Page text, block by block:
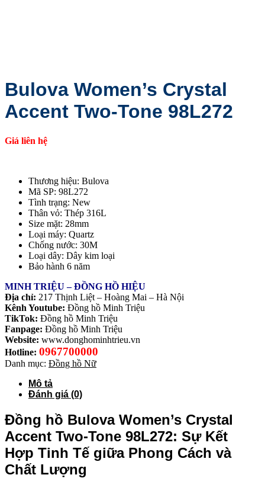
Bulova Women’s Crystal
Accent Two-Tone 98L272
Giá liên hệ
Thương hiệu: Bulova
Mã SP: 98L272
Tình trạng: New
Thân vỏ: Thép 316L
Size mặt: 28mm
Loại máy: Quartz
Chống nước: 30M
Loại dây: Dây kim loại
Bảo hành 6 năm
MINH TRIỆU – ĐỒNG HỒ HIỆU
Địa chỉ: 217 Thịnh Liệt – Hoàng Mai – Hà Nội
Kênh Youtube: Đồng hồ Minh Triệu
TikTok: Đồng hồ Minh Triệu
Fanpage: Đồng hồ Minh Triệu
Website: www.donghominhtrieu.vn
Hotline: 0967700000
Danh mục: Đồng hồ Nữ
Mô tả
Đánh giá (0)
Đồng hồ Bulova Women’s Crystal
Accent Two-Tone 98L272: Sự Kết
Hợp Tinh Tế giữa Phong Cách và
Chất Lượng